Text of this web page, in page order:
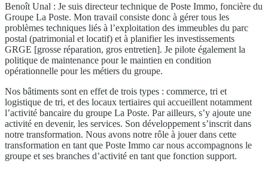
Benoît Unal : Je suis directeur technique de Poste Immo, foncière du
Groupe La Poste. Mon travail consiste donc à gérer tous les
problèmes techniques liés à l’exploitation des immeubles du parc
postal (patrimonial et locatif) et à planifier les investissements
GRGE [grosse réparation, gros entretien]. Je pilote également la
politique de maintenance pour le maintien en condition
opérationnelle pour les métiers du groupe.
Nos bâtiments sont en effet de trois types : commerce, tri et
logistique de tri, et des locaux tertiaires qui accueillent notamment
l’activité bancaire du groupe La Poste. Par ailleurs, s’y ajoute une
activité en devenir, les services. Son développement s’inscrit dans
notre transformation. Nous avons notre rôle à jouer dans cette
transformation en tant que Poste Immo car nous accompagnons le
groupe et ses branches d’activité en tant que fonction support.